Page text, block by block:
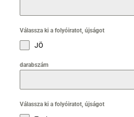
Válassza ki a folyóiratot, újságot
JÖ
darabszám
Válassza ki a folyóiratot, újságot